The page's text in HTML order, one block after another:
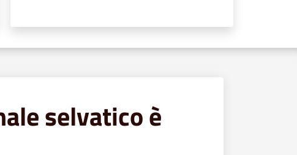
selvatico è